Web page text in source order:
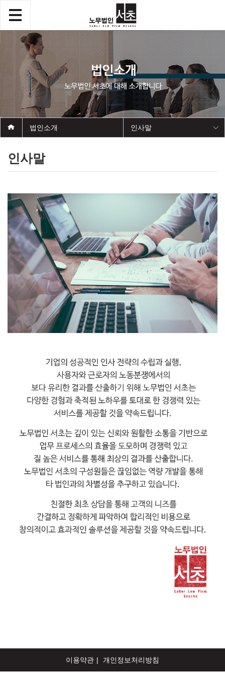
인사말
법인소개 인사말
이용약관 개인정보처리방침